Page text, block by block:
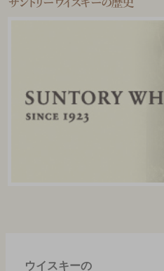
ウイスキーの